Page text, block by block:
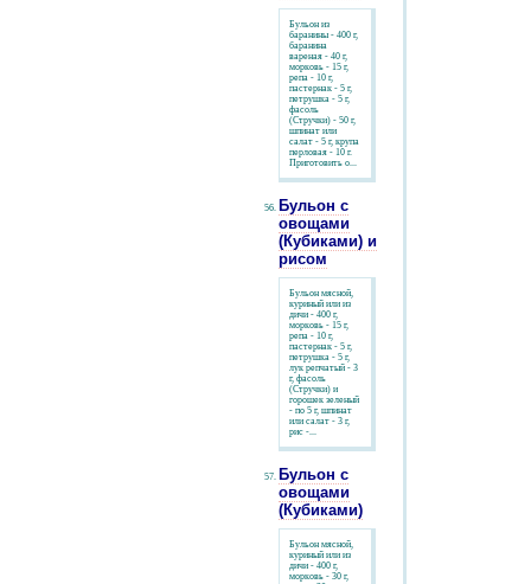
Бульон из
баранины - 400 г,
баранина
вареная - 40 г,
морковь - 15 г,
репа - 10 г,
пастернак - 5 г,
петрушка - 5 г,
фасоль
(Стручки) - 50 г,
шпинат или
салат - 5 г, крупа
перловая - 10 г.
Приготовить о...
Бульон с
овощами
(Кубиками) и
рисом
Бульон мясной,
куриный или из
дичи - 400 г,
морковь - 15 г,
репа - 10 г,
пастернак - 5 г,
петрушка - 5 г,
лук репчатый - 3
г, фасоль
(Стручки) и
горошек зеленый
- по 5 г, шпинат
или салат - 3 г,
рис -...
Бульон с
овощами
(Кубиками)
Бульон мясной,
куриный или из
дичи - 400 г,
морковь - 30 г,